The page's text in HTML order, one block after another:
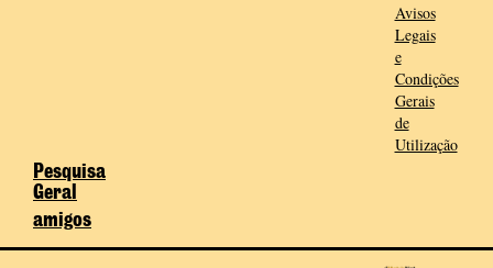
Avisos
Legais
e
Condições
Gerais
de
Utilização
Pesquisa
Geral
amigos